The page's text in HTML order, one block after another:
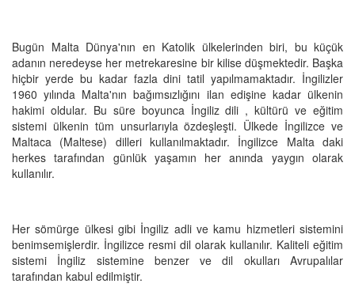
Bugün Malta Dünya'nın en Katolik ülkelerinden biri, bu küçük
adanın neredeyse her metrekaresine bir kilise düşmektedir. Başka
hiçbir yerde bu kadar fazla dini tatil yapılmamaktadır. İngilizler
1960 yılında Malta'nın bağımsızlığını ilan edişine kadar ülkenin
hakimi oldular. Bu süre boyunca İngiliz dili , kültürü ve eğitim
sistemi ülkenin tüm unsurlarıyla özdeşleşti. Ülkede İngilizce ve
Maltaca (Maltese) dilleri kullanılmaktadır. İngilizce Malta daki
herkes tarafından günlük yaşamın her anında yaygın olarak
kullanılır.
Her sömürge ülkesi gibi İngiliz adli ve kamu hizmetleri sistemini
benimsemişlerdir. İngilizce resmi dil olarak kullanılır. Kaliteli eğitim
sistemi İngiliz sistemine benzer ve dil okulları Avrupalılar
tarafından kabul edilmiştir.